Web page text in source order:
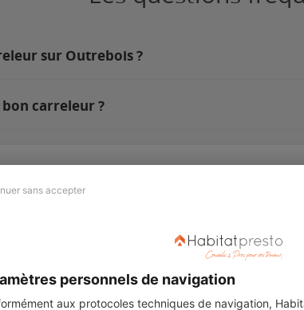
sans accepter
personnels de navigation
aux protocoles techniques de navigation,
sur Outrebois ?
carreleur ?
Pro
marche
Mobile
Revue de presse